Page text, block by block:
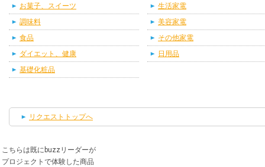
お菓子、スイーツ
調味料
食品
ダイエット、健康
基礎化粧品
生活家電
美容家電
その他家電
日用品
リクエストトップへ
こちらは既にbuzzリーダーが
プロジェクトで体験した商品